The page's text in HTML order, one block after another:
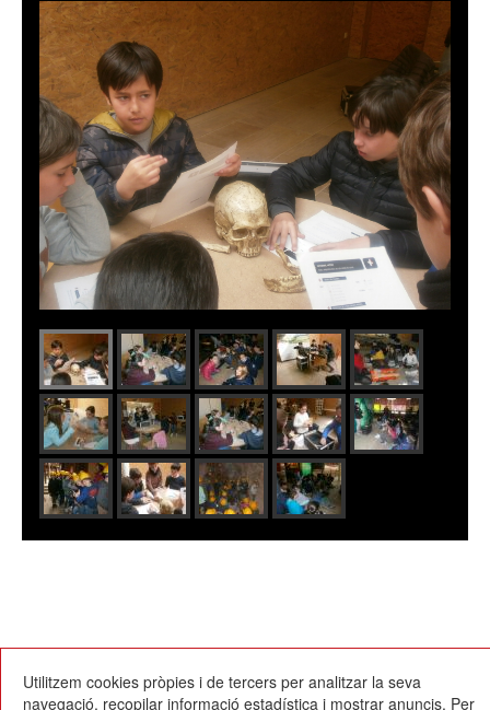
13/03/2017
Utilitzem cookies pròpies i de tercers per analitzar la seva
navegació, recopilar informació estadística i mostrar anuncis. Per